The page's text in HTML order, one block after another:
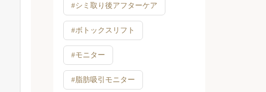
#シミ取り後アフターケア
#ボトックスリフト
#モニター
#脂肪吸引モニター